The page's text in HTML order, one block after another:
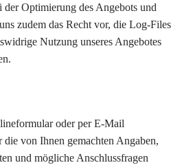
Optimierung des Angebots und
zudem das Recht vor, die Log-Files
Nutzung unseres Angebotes
oder per E-Mail
von Ihnen gemachten Angaben,
und mögliche Anschlussfragen